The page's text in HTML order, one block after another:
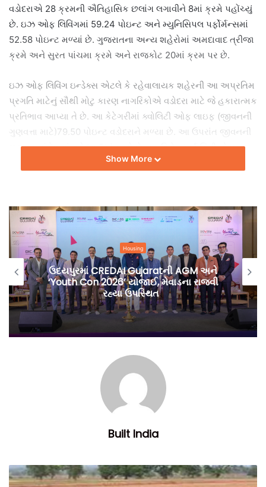
વડોદરાએ 28 ક્રમની ઐતિહાસિક છલાંગ લગાવીને 8માં ક્રમે પહોંચ્યું
છે. ઇઝ ઓફ લિવિંગમાં 59.24 પોઇન્ટ અને મ્યુનિસિપલ પર્ફોર્મન્સમાં
52.58 પોઇન્ટ મળ્યાં છે. ગુજરાતના અન્ય શહેરોમાં અમદાવાદ ત્રીજા
ક્રમે અને સુરત પાંચમા ક્રમે અને રાજકોટ 20માં ક્રમ પર છે.
ઇઝ ઓફ લિવિંગ ઇન્ડેક્સ એટલે કે રહેવાલાયક શહેરની આ અપ્રતિમ
પ્રગતિ માટેનું સૌથી મોટુ કારણ નાગરિકોએ વડોદરા માટે જે હકારાત્મક
પ્રતિભાવ આપ્યા તે છે. આ કેટેગરીમાં ક્વોલિટી ઓફ લાઇફ (જીવનની
ગુણવત્તા માટે)79.50 પોઇન્ટ વડોદરાને મળ્યા છે. આ ઉપરાંત જીવનની
ગુણવત્તામાં દેશમાં વડોદરા 5માં ક્રમે છે. આ વિશે સ્માર્ટ સિટી નોડલ
ઓફિસર વિમલ બેટાઇએ જણાવ્યું કે, ‘ ઇઝ ઓફ લિવિંગ ઇન્ડેક્સમાં
સાથે સમયસર મોકલવામાં આવી હતી.’ ઉલ્લેખનીય છે કે, ગત
રેન્કિગમાં પૂરતો સમય ન મળતા પૂરતી તૈયારીઓ થઇ શકી ન હતી,
કેટલાક ડોક્યુમેન્ટ્સ અન્ય વિભાગો પોલીસ, વેપાર-ઉદ્યોગ સાથે
સંકલન સાધી ન શકવાની લીધે ઉપલબ્ધ થયા જ ન હતા અને પાલિકાનું
તંત્ર ઉઘતું ઝડપાઇ ગયું હતું.
Show More
Housing
ઉદયપુરમાં CREDAI Gujaratની AGM અને
‘Youth Con 2026’ યોજાઈ, મેવાડના રાજવી
રહ્યા ઉપસ્થિત
Built India